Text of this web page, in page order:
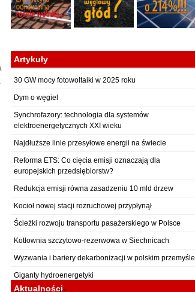
Artykuły
30 GW mocy fotowoltaiki w 2025 roku
Dym o węgiel
Synchrofazory: technologia dla systemów
elektroenergetycznych XXI wieku
Najdłuższe linie przesyłowe energii na świecie
Reforma ETS: Co cięcia emisji oznaczają dla
europejskich przedsiębiorstw?
Redukcja emisji równa zasadzeniu 10 mld drzew
Kocioł nowej stacji rozruchowej przypłynął
Ścieżki rozwoju transportu pasażerskiego w Polsce
Kotłownia szczytowo-rezerwowa w Siechnicach
Wyzwania i bariery dekarbonizacji w polskim przemyśle
Giganty hydroenergetyki
Aktualności